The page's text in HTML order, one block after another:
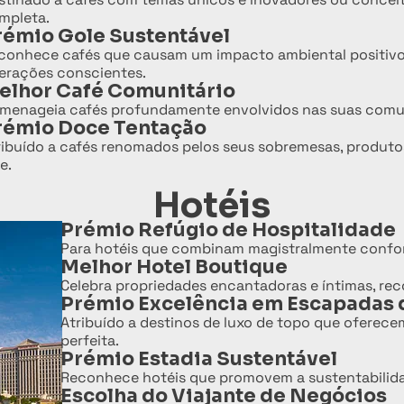
Gole Sustentável
cafés que causam um impacto ambiental
conscientes.
Café Comunitário
cafés profundamente envolvidos nas suas
Doce Tentação
a cafés renomados pelos seus sobremesas,
Prémio Refúgio de Hospitalidade
Para hotéis que combinam magistralmente
Melhor Hotel Boutique
Celebra propriedades encantadoras e íntimas,
Prémio Excelência em Escapadas
Atribuído a destinos de luxo de topo que
perfeita.
Prémio Estadia Sustentável
Reconhece hotéis que promovem a
Escolha do Viajante de Negócios
Hotéis